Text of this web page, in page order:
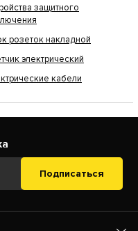
защитного
розеток накладной
электрический
кабели
Подписаться